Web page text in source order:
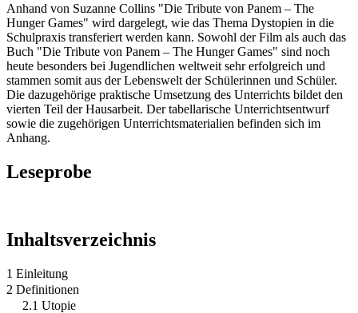
Anhand von Suzanne Collins "Die Tribute von Panem – The
Hunger Games" wird dargelegt, wie das Thema Dystopien in die
Schulpraxis transferiert werden kann. Sowohl der Film als auch das
Buch "Die Tribute von Panem – The Hunger Games" sind noch
heute besonders bei Jugendlichen weltweit sehr erfolgreich und
stammen somit aus der Lebenswelt der Schülerinnen und Schüler.
Die dazugehörige praktische Umsetzung des Unterrichts bildet den
vierten Teil der Hausarbeit. Der tabellarische Unterrichtsentwurf
sowie die zugehörigen Unterrichtsmaterialien befinden sich im
Anhang.
Leseprobe
Inhaltsverzeichnis
1 Einleitung
2 Definitionen
2.1 Utopie